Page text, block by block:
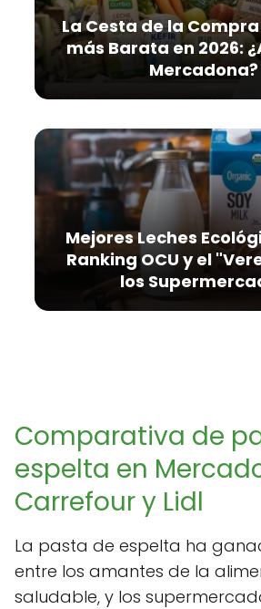
La Cesta de la
más Barata en 2026:
Mercadona?
Mejores Leches
Ranking OCU y el
los
Comparativa de
espelta en
Carrefour y Lidl
La pasta de espelta ha
entre los amantes de la
saludable, y los